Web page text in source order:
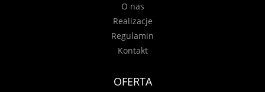
O nas
Realizacje
Regulamin
Kontakt
OFERTA